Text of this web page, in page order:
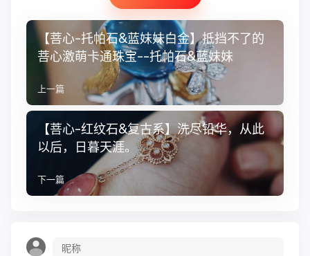
【菩心-托帕石&蓝妹妹白金】抵挡不了的
菩心激萌卡通珠宝--托帕石&蓝妹妹
上一篇
【菩心-红纹石&复古系】洗尽铅华，从此
以后，日暮天涯。
下一篇